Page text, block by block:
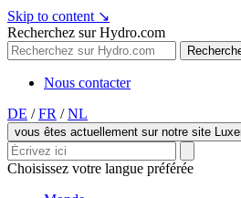
Skip to content ↘
Recherchez sur Hydro.com
Nous contacter
DE / FR / NL
vous êtes actuellement sur notre site
Choisissez votre langue préférée